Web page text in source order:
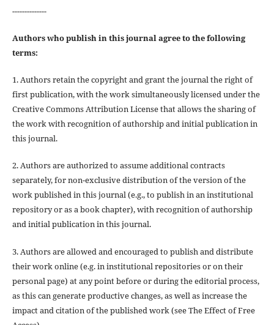
--------------
Authors who publish in this journal agree to the following
terms:
1. Authors retain the copyright and grant the journal the right of
first publication, with the work simultaneously licensed under the
Creative Commons Attribution License that allows the sharing of
the work with recognition of authorship and initial publication in
this journal.
2. Authors are authorized to assume additional contracts
separately, for non-exclusive distribution of the version of the
work published in this journal (e.g., to publish in an institutional
repository or as a book chapter), with recognition of authorship
and initial publication in this journal.
3. Authors are allowed and encouraged to publish and distribute
their work online (e.g. in institutional repositories or on their
personal page) at any point before or during the editorial process,
as this can generate productive changes, as well as increase the
impact and citation of the published work (see The Effect of Free